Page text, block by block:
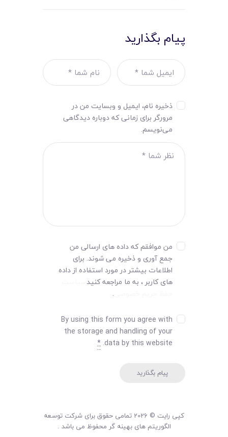
پیام بگذارید
ذخیره نام، ایمیل و وبسایت من در
مرورگر برای زمانی که دوباره دیدگاهی
می‌نویسم.
من موافقم که داده های ارسالی من
جمع آوری و ذخیره می شوند. برای
اطلاعات بیشتر در مورد استفاده از داده
های کاربر ، به ما مراجعه کنید
.
By using this form you agree with
the storage and handling of your
data by this website.
*
کپی رایت © 2026 تمامی حقوق برای شرکت توسعه
الگوریتم های بهینه گر محفوظ می باشد .